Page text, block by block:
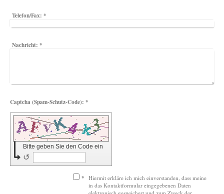
Telefon/Fax: *
Nachricht: *
Captcha (Spam-Schutz-Code): *
Bitte geben Sie den Code ein
↺
*
Hiermit erkläre ich mich einverstanden, dass meine
in das Kontaktformular eingegebenen Daten